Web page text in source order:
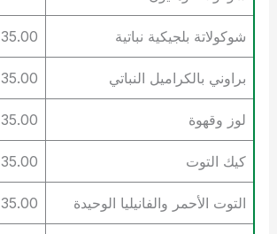
شوكولاتة بلجيكية نباتية 35.00 جنيه مصري
براوني بالكراميل النباتي 35.00 جنيه مصري
لوز وقهوة 35.00 جنيه مصري
كيك التوت 35.00 جنيه مصري
التوت الأحمر والفانيليا الوحيدة 35.00 جنيه مصري